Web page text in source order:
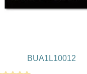
BUA1L10012